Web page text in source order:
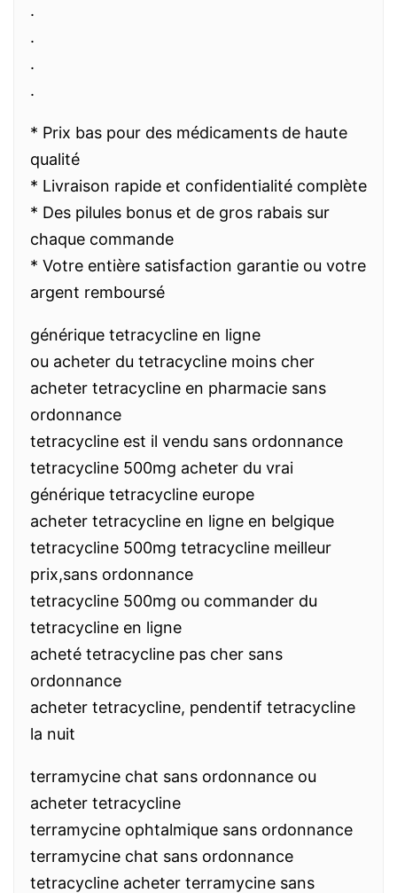
.
.
.
.
* Prix bas pour des médicaments de haute
qualité
* Livraison rapide et confidentialité complète
* Des pilules bonus et de gros rabais sur
chaque commande
* Votre entière satisfaction garantie ou votre
argent remboursé
générique tetracycline en ligne
ou acheter du tetracycline moins cher
acheter tetracycline en pharmacie sans
ordonnance
tetracycline est il vendu sans ordonnance
tetracycline 500mg acheter du vrai
générique tetracycline europe
acheter tetracycline en ligne en belgique
tetracycline 500mg tetracycline meilleur
prix,sans ordonnance
tetracycline 500mg ou commander du
tetracycline en ligne
acheté tetracycline pas cher sans
ordonnance
acheter tetracycline, pendentif tetracycline
la nuit
terramycine chat sans ordonnance ou
acheter tetracycline
terramycine ophtalmique sans ordonnance
terramycine chat sans ordonnance
tetracycline acheter terramycine sans